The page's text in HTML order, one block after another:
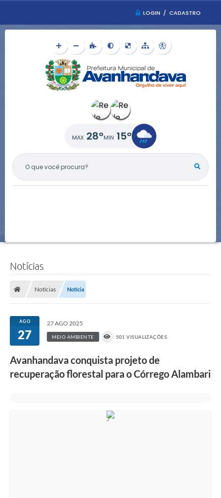
LOGIN / CADASTRO
O QUE VOCÊ PROCURA?
28° 15°
Notícias
Notícias Notícia
AGO
27
27 AGO 2025
MEIO AMBIENTE 501 VISUALIZAÇÕES
Avanhandava conquista projeto de
recuperação florestal para o Córrego Alambari